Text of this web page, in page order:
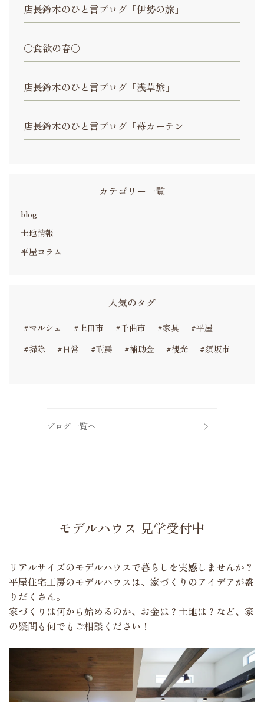
店長鈴木のひと言ブログ「伊勢の旅」
〇食欲の春〇
店長鈴木のひと言ブログ「浅草旅」
店長鈴木のひと言ブログ「苺カーテン」
カテゴリー一覧
blog
土地情報
平屋コラム
人気のタグ
#マルシェ #上田市 #千曲市 #家具
#平屋
#掃除
#日常 #耐震 #補助金 #観光 #須坂市
ブログ一覧へ
モデルハウス 見学受付中
リアルサイズのモデルハウスで暮らしを実感しませんか？
平屋住宅工房のモデルハウスは、家づくりのアイデアが盛
りだくさん。
家づくりは何から始めるのか、お金は？土地は？など、家
の疑問も何でもご相談ください！